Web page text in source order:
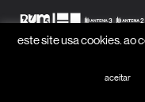
este site usa cookies. ao
aceitar